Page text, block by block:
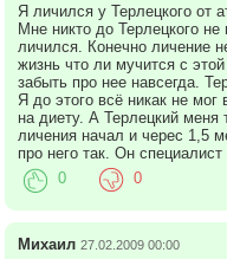
Я личился у Терлецкого от
Мне никто до Терлецкого не
личился. Конечно личение
жизнь что ли мучится с
забыть про нее навсегда.
Я до этого всё никак не мог
на диету. А Терлецкий меня
личения начал и черес 1,5
про него так. Он специалист
0 0
Михаил 27.02.2009 00:00